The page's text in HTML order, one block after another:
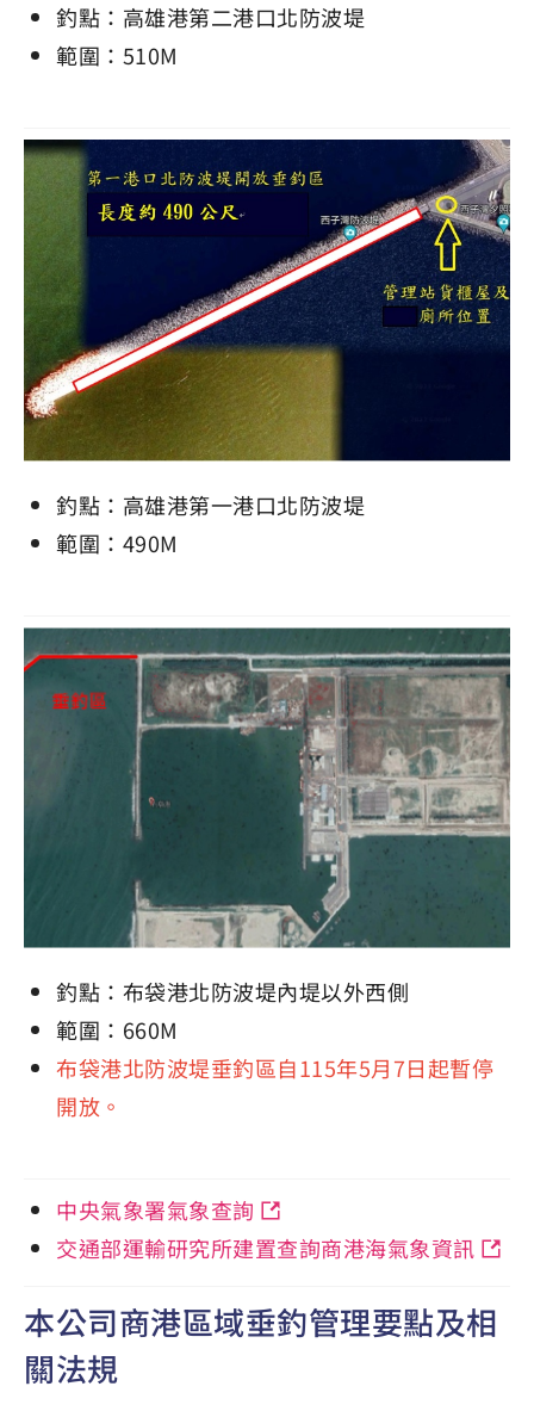
釣點：高雄港第二港口北防波堤
範圍：510M
釣點：高雄港第一港口北防波堤
範圍：490M
釣點：布袋港北防波堤內堤以外西側
範圍：660M
布袋港北防波堤垂釣區自115年5月7日起暫停
開放。
中央氣象署氣象查詢
交通部運輸研究所建置查詢商港海氣象資訊
本公司商港區域垂釣管理要點及相
關法規